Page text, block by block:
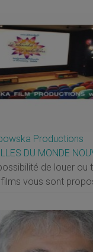
Productions
DU MONDE
de louer ou
vous sont